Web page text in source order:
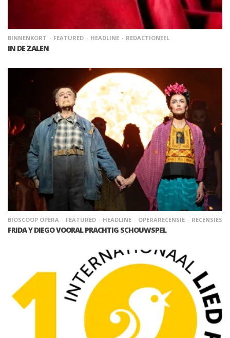
BINNENKORT FEATURED HEADLINE REDACTIONEEL
IN DE ZALEN
BIOSCOOP OPERA FEATURED HEADLINE OPERARECENSIE RECENSIES
FRIDA Y DIEGO VOORAL PRACHTIG SCHOUWSPEL